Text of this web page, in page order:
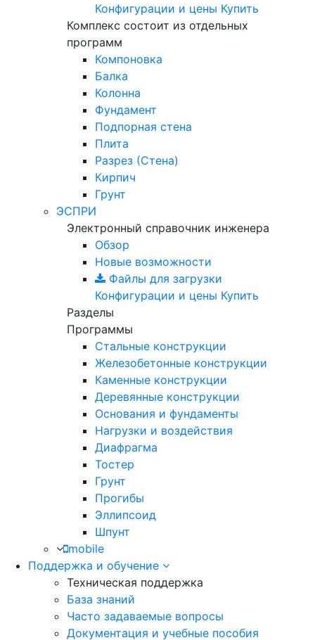
Конфигурации и цены Купить
Комплекс состоит из отдельных
программ
Компоновка
Балка
Колонна
Фундамент
Подпорная стена
Плита
Разрез (Стена)
Кирпич
Грунт
ЭСПРИ
Электронный справочник инженера
Обзор
Новые возможности
Файлы для загрузки
Конфигурации и цены Купить
Разделы
Программы
Стальные конструкции
Железобетонные конструкции
Каменные конструкции
Деревянные конструкции
Основания и фундаменты
Нагрузки и воздействия
Диафрагма
Тостер
Грунт
Прогибы
Эллипсоид
Шпунт
mobile
Поддержка и обучение
Техническая поддержка
База знаний
Часто задаваемые вопросы
Документация и учебные пособия